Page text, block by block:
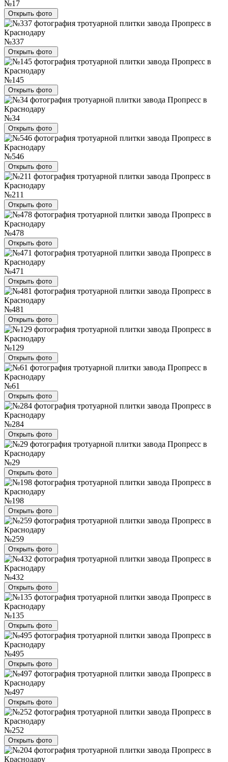
№17
Открыть фото
№337
Открыть фото
№145
Открыть фото
№34
Открыть фото
№546
Открыть фото
№211
Открыть фото
№478
Открыть фото
№471
Открыть фото
№481
Открыть фото
№129
Открыть фото
№61
Открыть фото
№284
Открыть фото
№29
Открыть фото
№198
Открыть фото
№259
Открыть фото
№432
Открыть фото
№135
Открыть фото
№495
Открыть фото
№497
Открыть фото
№252
Открыть фото